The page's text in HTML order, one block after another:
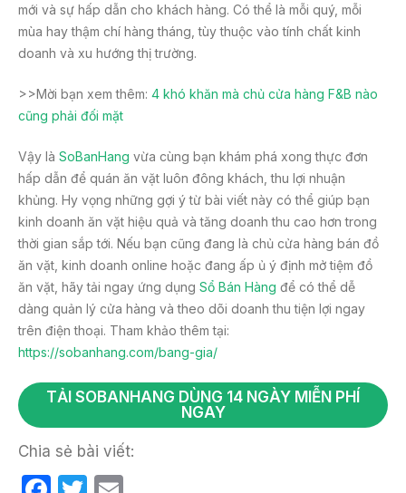
mới và sự hấp dẫn cho khách hàng. Có thể là mỗi quý, mỗi
mùa hay thậm chí hàng tháng, tùy thuộc vào tính chất kinh
doanh và xu hướng thị trường.
>>Mời bạn xem thêm: 4 khó khăn mà chủ cửa hàng F&B nào
cũng phải đối mặt
Vậy là SoBanHang vừa cùng bạn khám phá xong thực đơn
hấp dẫn để quán ăn vặt luôn đông khách, thu lợi nhuận
khủng. Hy vọng những gợi ý từ bài viết này có thể giúp bạn
kinh doanh ăn vặt hiệu quả và tăng doanh thu cao hơn trong
thời gian sắp tới. Nếu bạn cũng đang là chủ cửa hàng bán đồ
ăn vặt, kinh doanh online hoặc đang ấp ủ ý định mở tiệm đồ
ăn vặt, hãy tải ngay ứng dụng Sổ Bán Hàng để có thể dễ
dàng quản lý cửa hàng và theo dõi doanh thu tiện lợi ngay
trên điện thoại. Tham khảo thêm tại:
https://sobanhang.com/bang-gia/
TẢI SOBANHANG DÙNG 14 NGÀY MIỄN PHÍ
NGAY
Chia sẻ bài viết: